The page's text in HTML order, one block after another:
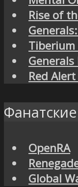
Rise of
Tiberium
Red
OpenRA
Global